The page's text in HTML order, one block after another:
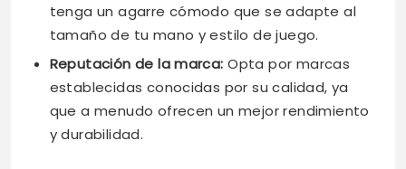
tenga un agarre cómodo que se adapte al
tamaño de tu mano y estilo de juego.
Reputación de la marca: Opta por marcas
establecidas conocidas por su calidad, ya
que a menudo ofrecen un mejor rendimiento
y durabilidad.